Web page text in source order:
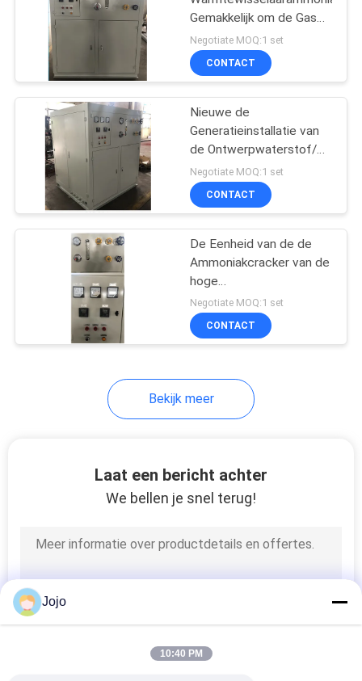
Methanol het
Barsten
de cel van de
waterstofbrandstof
20
koolstofvangst
RX gasgenerator
Gemakkelijk om de Gas
Hoge Veiligheid te
raffineren
Negotiate MOQ:1 set
CONTACT
Nieuwe de
Generatieinstallatie van
de Ontwerpwaterstof/de
Gebarsten Oven van de
Ammoniakweerstand
Negotiate MOQ:1 set
CONTACT
De Eenheid van de de
Ammoniakcracker van de
hoge
Zuiverheidswaterstof
voor Koperbuis 5-
1000Nm3/H
Negotiate MOQ:1 set
CONTACT
Bekijk meer
Laat een bericht achter
We bellen je snel terug!
Jojo
10:40 PM